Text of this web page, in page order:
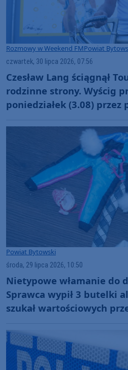
Rozmowy w Weekend FMPowiat
czwartek, 30 lipca 2026, 07:56
Czesław Lang ściągnął
rodzinne strony. Wyścig
poniedziałek (3.08) przez
Powiat Bytowski
środa, 29 lipca 2026, 10:50
Nietypowe włamanie do
Sprawca wypił 3 butelki
szukał wartościowych